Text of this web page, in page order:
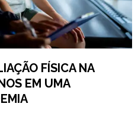
FÍSICA NA
EM UMA